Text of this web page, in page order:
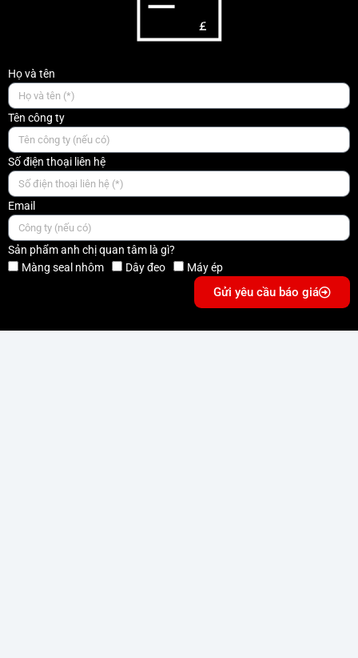
Họ và tên
Tên công ty
Số điện thoại liên hệ
Email
Sản phẩm anh chị quan tâm là gì?
Màng seal nhôm
Dây đeo Máy ép
Gửi yêu cầu báo giá